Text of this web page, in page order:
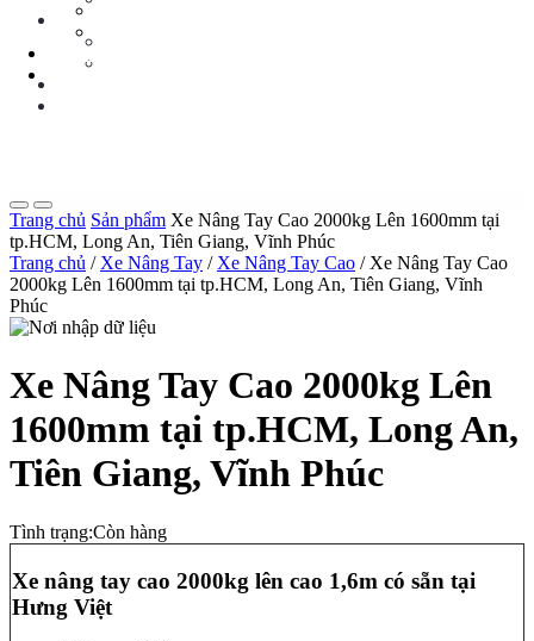
TIN TỨC
LIÊN HỆ
Trang chủ Sản phẩm Xe Nâng Tay Cao 2000kg Lên 1600mm tại
tp.HCM, Long An, Tiên Giang, Vĩnh Phúc
Trang chủ / Xe Nâng Tay / Xe Nâng Tay Cao / Xe Nâng Tay Cao
2000kg Lên 1600mm tại tp.HCM, Long An, Tiên Giang, Vĩnh
Phúc
Xe Nâng Tay Cao 2000kg Lên
1600mm tại tp.HCM, Long An,
Tiên Giang, Vĩnh Phúc
Tình trạng:Còn hàng
Xe nâng tay cao 2000kg lên cao 1,6m có sẵn tại
Hưng Việt